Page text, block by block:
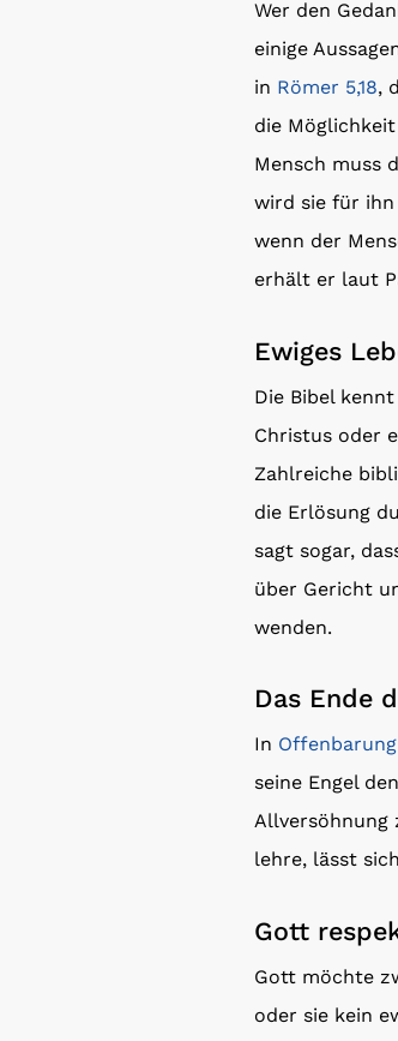
Wer den
einige
in Römer 5,18,
die
Mensch muss
wird sie für
wenn der
erhält er laut
Ewiges
Die Bibel
Christus oder
Zahlreiche
die Erlösung
sagt sogar,
über Gericht
wenden.
Das Ende
In Offenbarung
seine Engel
Allversöhnung
lehre, lässt
Gott
Gott möchte
oder sie kein